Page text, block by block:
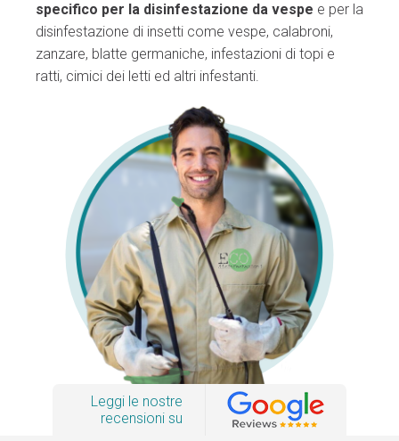
specifico per la disinfestazione da vespe e per la
disinfestazione di insetti come vespe, calabroni,
zanzare, blatte germaniche, infestazioni di topi e
ratti, cimici dei letti ed altri infestanti.
Leggi le nostre
recensioni su